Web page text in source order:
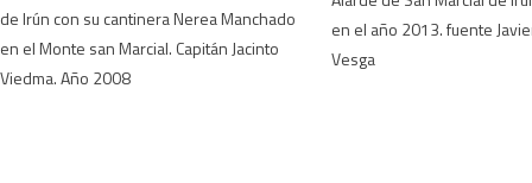
de Irún con su cantinera Nerea Manchado
en el Monte san Marcial. Capitán Jacinto
Viedma. Año 2008
en el año 2013. fuente
Vesga